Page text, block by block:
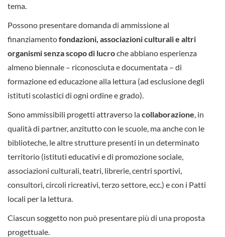
tema.
Possono presentare domanda di ammissione al
finanziamentofondazioni, associazioni culturali e altri
organismi senza scopo di lucroche abbiano esperienza
almeno biennale – riconosciuta e documentata – di
formazione ed educazione alla lettura (ad esclusione degli
istituti scolastici di ogni ordine e grado).
Sono ammissibili progetti attraverso lacollaborazione, in
qualità di partner, anzitutto con le scuole, ma anche con le
biblioteche, le altre strutture presenti in un determinato
territorio (istituti educativi e di promozione sociale,
associazioni culturali, teatri, librerie, centri sportivi,
consultori, circoli ricreativi, terzo settore, ecc.) e con i Patti
locali per la lettura.
Ciascun soggetto non può presentare più di una proposta
progettuale.